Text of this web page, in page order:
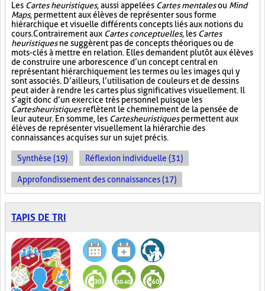
Les Cartes heuristiques, aussi appelées Cartes mentalesou Mind
Maps, permettent aux élèves de représenter sous forme
hiérarchique et visuelle différents concepts liés aux notions du
cours. Contrairement aux Cartes conceptuelles, les Cartes
heuristiquesne suggèrent pas de concepts théoriques ou de
mots-clés à mettre en relation. Elles demandent plutôt aux élèves
de construire une arborescence d’un concept central en
représentant hiérarchiquement les termes ou les images qui y
sont associés. D’ailleurs, l’utilisation de couleurs et de dessins
peut aider à rendre les cartes plus significatives visuellement. Il
s’agit donc d’un exercice très personnel puisque les
Cartes heuristiquesreflètent le cheminement de la pensée de
leur auteur. En somme, les Cartes heuristiquespermettent aux
élèves de représenter visuellement la hiérarchie des
connaissances acquises sur un sujet précis.
Synthèse (19) Réflexion individuelle (31)
Approfondissement des connaissances (17)
TAPIS DE TRI